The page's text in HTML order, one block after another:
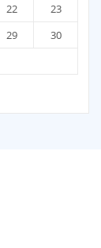
22
23
29
30